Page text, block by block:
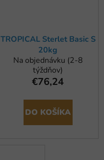
TROPICAL Sterlet Basic S
20kg
Na objednávku (2-8
týždňov)
€76,24
DO KOŠÍKA